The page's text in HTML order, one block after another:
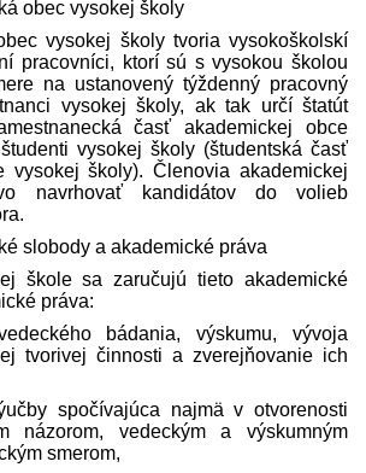
obec vysokej školy
vysokej školy tvoria vysoko­školskí
pracovníci, ktorí sú s vysokou školou
na ustanovený týždenný pracovný
vysokej školy, ak tak určí štatút
časť akademickej obce
vysokej školy (študentská časť
vysokej školy). Členovia akademickej
navrhovať kandidátov do volieb
slobody a akademické práva
škole sa zaručujú tieto akademické
práva:
bádania, výskumu, vývoja
tvorivej činnosti a zverejňovanie ich
spočívajúca najmä v otvorenosti
názorom, vedeckým a výskumným
smerom,